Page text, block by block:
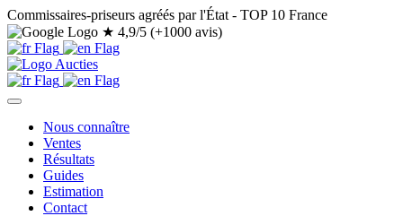
Commissaires-priseurs agréés par l'État - TOP 10 France
★ 4,9/5 (+1000 avis)
Nous connaître
Ventes
Résultats
Guides
Estimation
Contact